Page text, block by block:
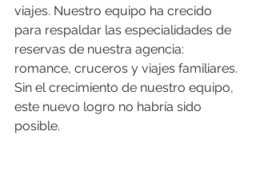
viajes. Nuestro equipo ha crecido
para respaldar las especialidades de
reservas de nuestra agencia:
romance, cruceros y viajes familiares.
Sin el crecimiento de nuestro equipo,
este nuevo logro no habría sido
posible.